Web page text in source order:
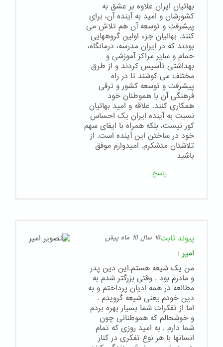
بهائیان ایران علاوه بر عشق به
کشورشان و امید به آینده آن، برای
پیشرفت و توسعه آن هم تلاش می
کنند. بهائیان جزء اولین گروههایی
بودند که در ایران مدرسه، درمانگاه،
حمام و سایر مراکز آموزشی و
بهداشتی تأسیس کردند و از طرق
مختلف می کوشند تا در راه
پیشرفت و توسعه کشور و ترقی
فرهنگی آن با هموطنان خود
همکاری کنند. علاقه و امید بهائیان
نسبت به آینده ایران یک احساس
کور نیست، بلکه همراه با ایفای سهم
خود در ساختن این آینده است. از
تلاشتان متشکرم. امیدوارم موفق
باشید
پاسخ
پیوند ثابت16 سال 10 ماه پیش
امیر :
من یک شیعه هستم.این دین پدر
و مادرم بود . وقتی بزرگتر شدم به
مطالعه در همه ادیان پرداختم و به
دین خودم یعنی شیعه گرویدم .
اما از تفکرات شما بسیار بهره بردم
و خوشحالم که هموطنانی چون
شما دارم . به امید روزی که تمام
انسانها با هر نوع تفکری در کنار